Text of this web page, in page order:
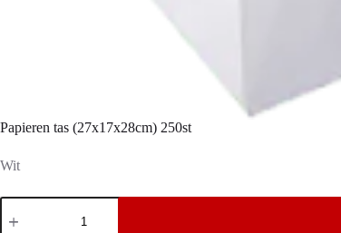
Papieren tas (27x17x28cm) 250st
Wit
Papieren
tas